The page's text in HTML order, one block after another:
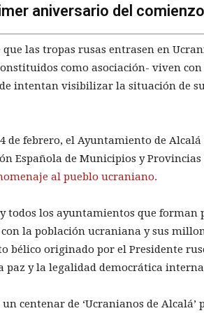
aniversario del
que las tropas rusas entrasen en
como asociación- viven
intentan visibilizar la situación de
de febrero, el Ayuntamiento de Alcalá
Española de Municipios y Provincias
al pueblo ucraniano.
y todos los ayuntamientos que
la población ucraniana y sus
bélico originado por el Presidente
paz y la legalidad democrática
centenar de ‘Ucranianos de